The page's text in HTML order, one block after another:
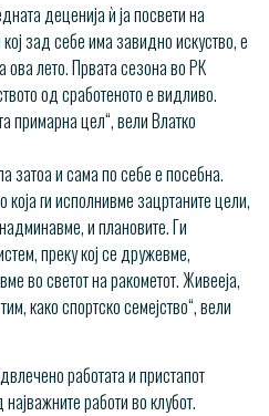
деценија ѝ ја посвети на
зад себе има завидно искуство, е
ова лето. Првата сезона во РК
од сработеното е видливо.
примарна цел“, вели Влатко
затоа и сама по себе е посебна.
ги исполнивме зацртаните цели,
и плановите. Ги
преку кој се дружевме,
во светот на ракометот. Живееја,
како спортско семејство“, вели
работата и пристапот
работи во клубот.